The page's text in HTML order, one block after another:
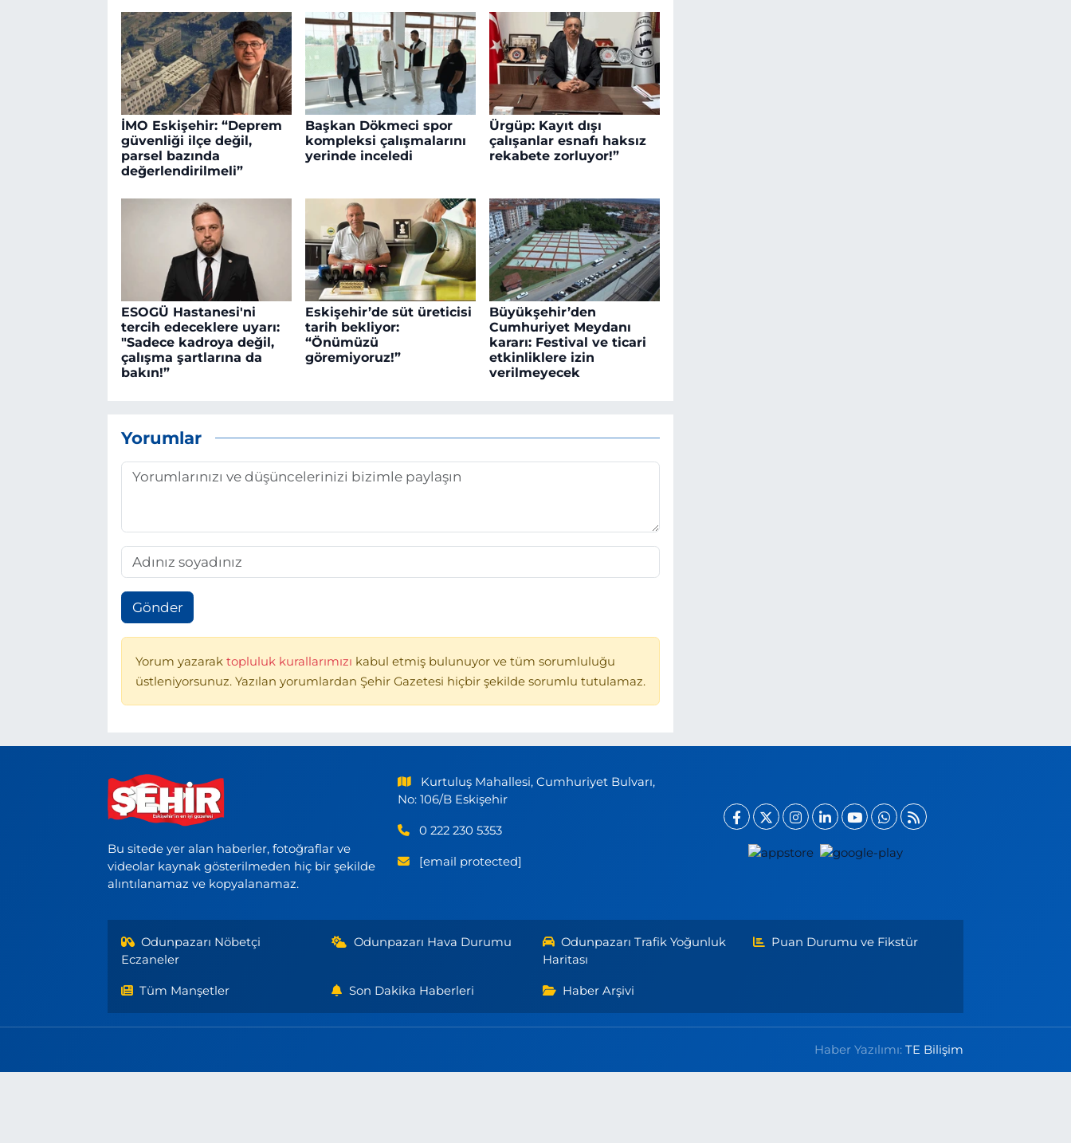
İMO Eskişehir: “Deprem
güvenliği ilçe değil,
parsel bazında
değerlendirilmeli”
Başkan Dökmeci spor
kompleksi çalışmalarını
yerinde inceledi
Ürgüp: Kayıt dışı
çalışanlar esnafı haksız
rekabete zorluyor!”
ESOGÜ Hastanesi'ni
tercih edeceklere uyarı:
"Sadece kadroya değil,
çalışma şartlarına da
bakın!”
Eskişehir’de süt üreticisi
tarih bekliyor:
“Önümüzü
göremiyoruz!”
Büyükşehir’den
Cumhuriyet Meydanı
kararı: Festival ve ticari
etkinliklere izin
verilmeyecek
Yorumlar
Gönder
Yorum yazarak topluluk kurallarımızı kabul etmiş bulunuyor ve tüm sorumluluğu
üstleniyorsunuz. Yazılan yorumlardan Şehir Gazetesi hiçbir şekilde sorumlu tutulamaz.
Bu sitede yer alan haberler, fotoğraflar ve
videolar kaynak gösterilmeden hiç bir şekilde
alıntılanamaz ve kopyalanamaz.
Kurtuluş Mahallesi, Cumhuriyet Bulvarı,
No: 106/B Eskişehir
0 222 230 5353
[email protected]
Odunpazarı Nöbetçi
Eczaneler
Odunpazarı Hava Durumu
Odunpazarı Trafik Yoğunluk
Haritası
Puan Durumu ve Fikstür
Tüm Manşetler Son Dakika Haberleri Haber Arşivi
Haber Yazılımı:TE Bilişim